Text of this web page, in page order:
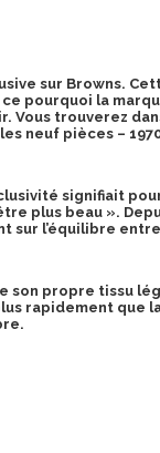
sur Browns.
pourquoi la
Vous trouverez
neuf pièces –
signifiait
plus beau ».
sur l’équilibre
son propre tissu
rapidement